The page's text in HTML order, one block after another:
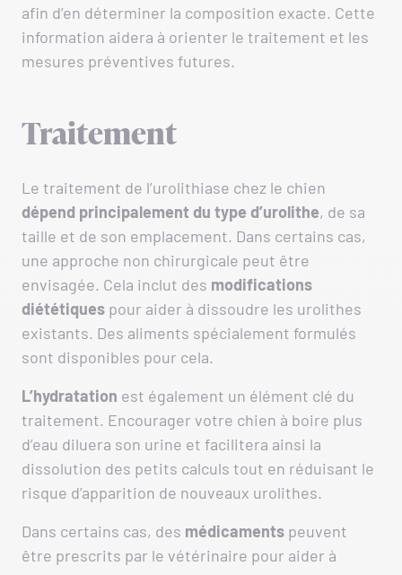
afin d’en déterminer la composition exacte. Cette
information aidera à orienter le traitement et les
mesures préventives futures.
Traitement
Le traitement de l’urolithiase chez le chien
dépend principalement du type d’urolithe, de sa
taille et de son emplacement. Dans certains cas,
une approche non chirurgicale peut être
envisagée. Cela inclut des modifications
diététiques pour aider à dissoudre les urolithes
existants. Des aliments spécialement formulés
sont disponibles pour cela.
L’hydratation est également un élément clé du
traitement. Encourager votre chien à boire plus
d’eau diluera son urine et facilitera ainsi la
dissolution des petits calculs tout en réduisant le
risque d’apparition de nouveaux urolithes.
Dans certains cas, des médicaments peuvent
être prescrits par le vétérinaire pour aider à